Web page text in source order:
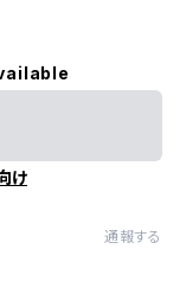
け
通報する